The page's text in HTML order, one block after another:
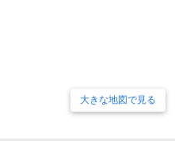
大きな地図で見る